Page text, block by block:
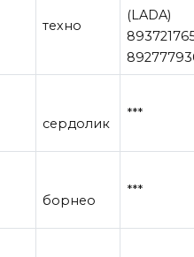
техно
(LADA)
сердолик
***
борнео
***